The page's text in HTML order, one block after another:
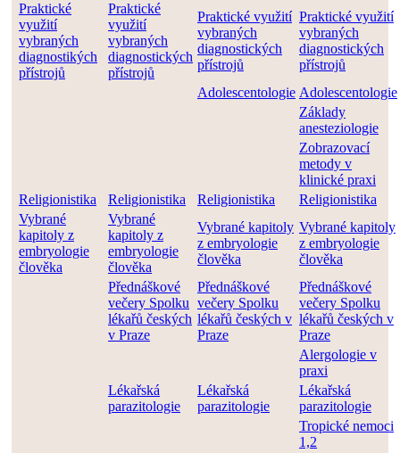
Praktické
využití
vybraných
diagnostikých
přístrojů
Praktické
využití
vybraných
diagnostických
přístrojů
Praktické využití
vybraných
diagnostických
přístrojů
Praktické využití
vybraných
diagnostických
přístrojů
Adolescentologie Adolescentologie
Základy
anesteziologie
Zobrazovací
metody v
klinické praxi
Religionistika
Religionistika Religionistika
Religionistika
Vybrané
kapitoly z
embryologie
člověka
Vybrané
kapitoly z
embryologie
člověka
Vybrané kapitoly
z embryologie
člověka
Vybrané kapitoly
z embryologie
člověka
Přednáškové
večery Spolku
lékařů českých
v Praze
Přednáškové
večery Spolku
lékařů českých v
Praze
Přednáškové
večery Spolku
lékařů českých v
Praze
Alergologie v
praxi
Lékařská
parazitologie
Lékařská
parazitologie
Lékařská
parazitologie
Tropické nemoci
1,2